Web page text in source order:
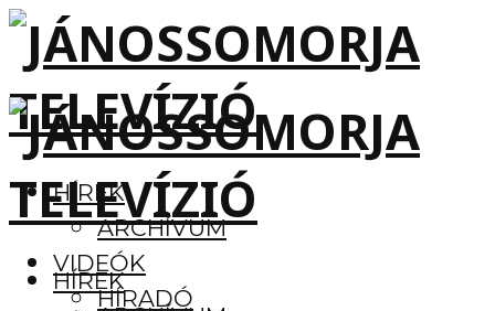
HÍREK
ARCHÍVUM
VIDEÓK
HÍRADÓ
HÍREK